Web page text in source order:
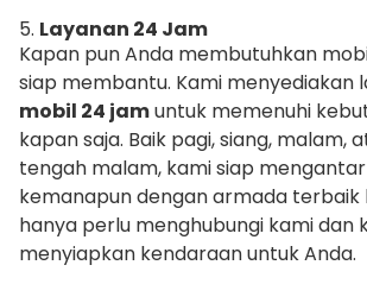
5. Layanan 24 Jam
Kapan pun Anda membutuhkan
siap membantu. Kami menyediakan
mobil 24 jamuntuk memenuhi
kapan saja. Baik pagi, siang, malam,
tengah malam, kami siap
kemanapun dengan armada terbaik
hanya perlu menghubungi kami dan
menyiapkan kendaraan untuk Anda.